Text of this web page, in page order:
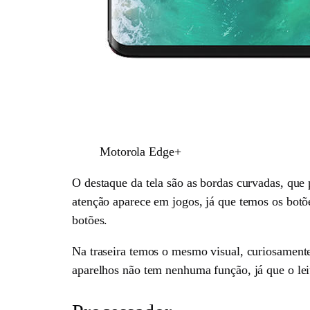
Motorola Edge+
O destaque da tela são as bordas curvadas,
atenção aparece em jogos, já que temos os
botões.
Na traseira temos o mesmo visual,
aparelhos não tem nenhuma função, já que o